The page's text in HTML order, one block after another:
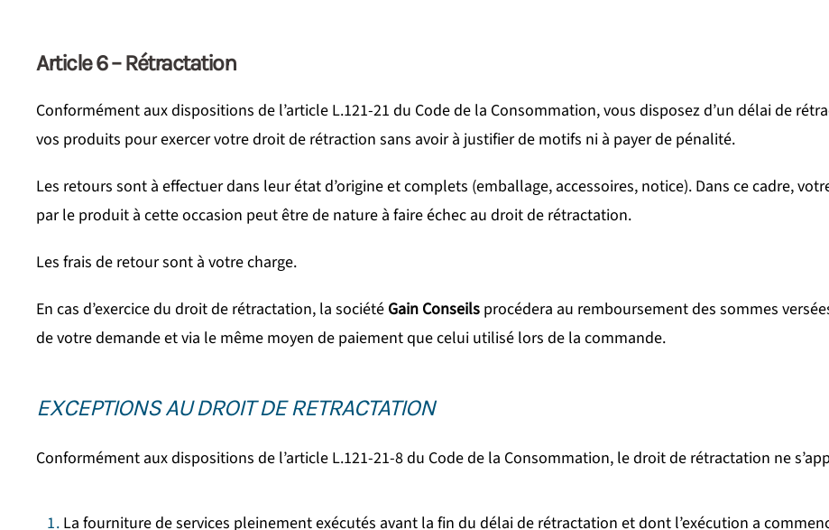
Article 6 – Rétractation
Conformément aux dispositions de l’article L.121-21 du Code de la Consommation, vous disposez d’un délai de
vos produits pour exercer votre droit de rétraction sans avoir à justifier de motifs ni à payer de pénalité.
Les retours sont à effectuer dans leur état d’origine et complets (emballage, accessoires, notice). Dans ce cadre,
par le produit à cette occasion peut être de nature à faire échec au droit de rétractation.
Les frais de retour sont à votre charge.
En cas d’exercice du droit de rétractation, la société Gain Conseils procédera au remboursement des sommes
de votre demande et via le même moyen de paiement que celui utilisé lors de la commande.
EXCEPTIONS AU DROIT DE RETRACTATION
Conformément aux dispositions de l’article L.121-21-8 du Code de la Consommation, le droit de rétractation ne
La fourniture de services pleinement exécutés avant la fin du délai de rétractation et dont l’exécution a